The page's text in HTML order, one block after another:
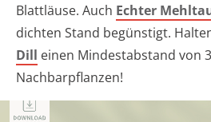
Blattläuse. Auch Echter
dichten Stand begünstigt.
Dill einen Mindestabstand von
Nachbarpflanzen!